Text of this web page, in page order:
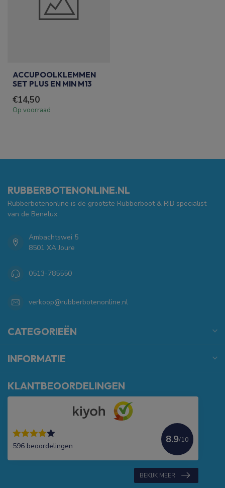
ACCUPOOLKLEMMEN
SET PLUS EN MIN M13
€14,50
Op voorraad
RUBBERBOTENONLINE.NL
Rubberbotenonline is de grootste Rubberboot & RIB specialist
van de Benelux.
Ambachtswei 5
8501 XA Joure
0513-785550
verkoop@rubberbotenonline.nl
CATEGORIEËN
INFORMATIE
KLANTBEOORDELINGEN
596 beoordelingen
8.9/10
BEKIJK MEER